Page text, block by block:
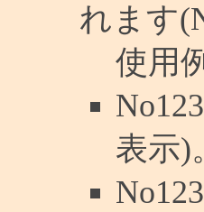
れます
使用
表示)